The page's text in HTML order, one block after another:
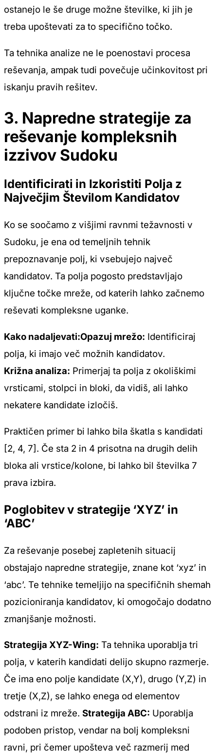
ostanejo le še druge možne številke, ki jih je
treba upoštevati za to specifično točko.
Ta tehnika analize ne le poenostavi procesa
reševanja, ampak tudi povečuje učinkovitost pri
iskanju pravih rešitev.
3. Napredne strategije za
reševanje kompleksnih
izzivov Sudoku
Identificirati in Izkoristiti Polja z
Največjim Številom Kandidatov
Ko se soočamo z višjimi ravnmi težavnosti v
Sudoku, je ena od temeljnih tehnik
prepoznavanje polj, ki vsebujejo največ
kandidatov. Ta polja pogosto predstavljajo
ključne točke mreže, od katerih lahko začnemo
reševati kompleksne uganke.
Kako nadaljevati:Opazuj mrežo: Identificiraj
polja, ki imajo več možnih kandidatov.
Križna analiza: Primerjaj ta polja z okoliškimi
vrsticami, stolpci in bloki, da vidiš, ali lahko
nekatere kandidate izločiš.
Praktičen primer bi lahko bila škatla s kandidati
[2, 4, 7]. Če sta 2 in 4 prisotna na drugih delih
bloka ali vrstice/kolone, bi lahko bil številka 7
prava izbira.
Poglobitev v strategije ‘XYZ’ in
‘ABC’
Za reševanje posebej zapletenih situacij
obstajajo napredne strategije, znane kot ‘xyz’ in
‘abc’. Te tehnike temeljijo na specifičnih shemah
pozicioniranja kandidatov, ki omogočajo dodatno
zmanjšanje možnosti.
Strategija XYZ-Wing: Ta tehnika uporablja tri
polja, v katerih kandidati delijo skupno razmerje.
Če ima eno polje kandidate (X,Y), drugo (Y,Z) in
tretje (X,Z), se lahko enega od elementov
odstrani iz mreže. Strategija ABC: Uporablja
podoben pristop, vendar na bolj kompleksni
ravni, pri čemer upošteva več razmerij med